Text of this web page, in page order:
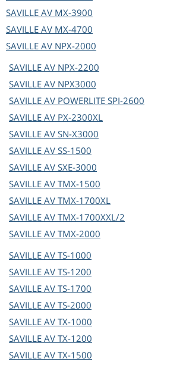
SAVILLE AV MX-3900
SAVILLE AV MX-4700
SAVILLE AV NPX-2000
SAVILLE AV NPX-2200
SAVILLE AV NPX3000
SAVILLE AV POWERLITE SPI-2600
SAVILLE AV PX-2300XL
SAVILLE AV SN-X3000
SAVILLE AV SS-1500
SAVILLE AV SXE-3000
SAVILLE AV TMX-1500
SAVILLE AV TMX-1700XL
SAVILLE AV TMX-1700XXL/2
SAVILLE AV TMX-2000
SAVILLE AV TS-1000
SAVILLE AV TS-1200
SAVILLE AV TS-1700
SAVILLE AV TS-2000
SAVILLE AV TX-1000
SAVILLE AV TX-1200
SAVILLE AV TX-1500